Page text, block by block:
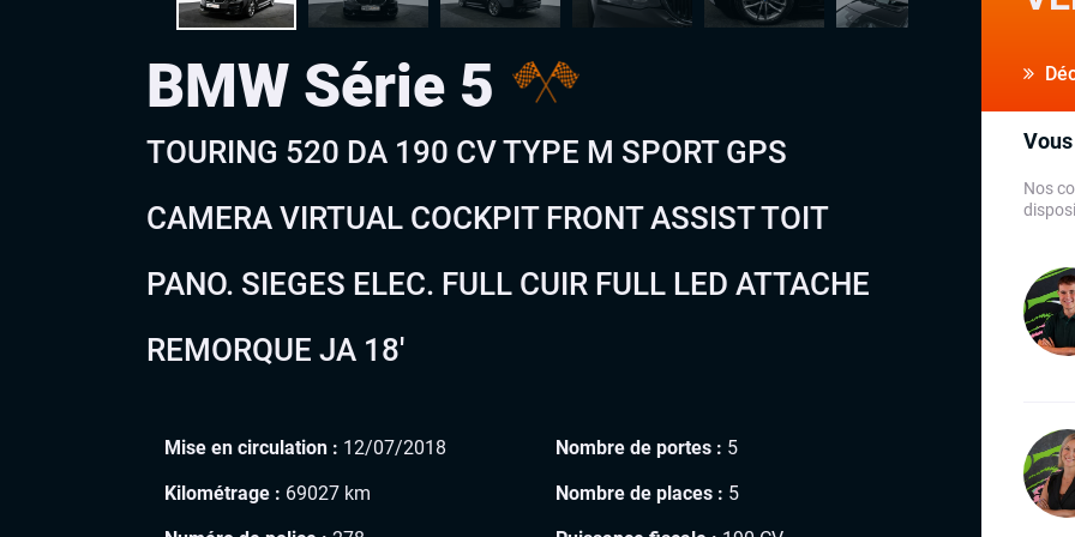
BMW Série 5
TOURING 520 DA 190 CV TYPE M SPORT GPS
CAMERA VIRTUAL COCKPIT FRONT ASSIST TOIT
PANO. SIEGES ELEC. FULL CUIR FULL LED ATTACHE
REMORQUE JA 18′
Mise en circulation : 12/07/2018
Kilométrage : 69027 km
Nombre de portes : 5
Nombre de places : 5
Nos